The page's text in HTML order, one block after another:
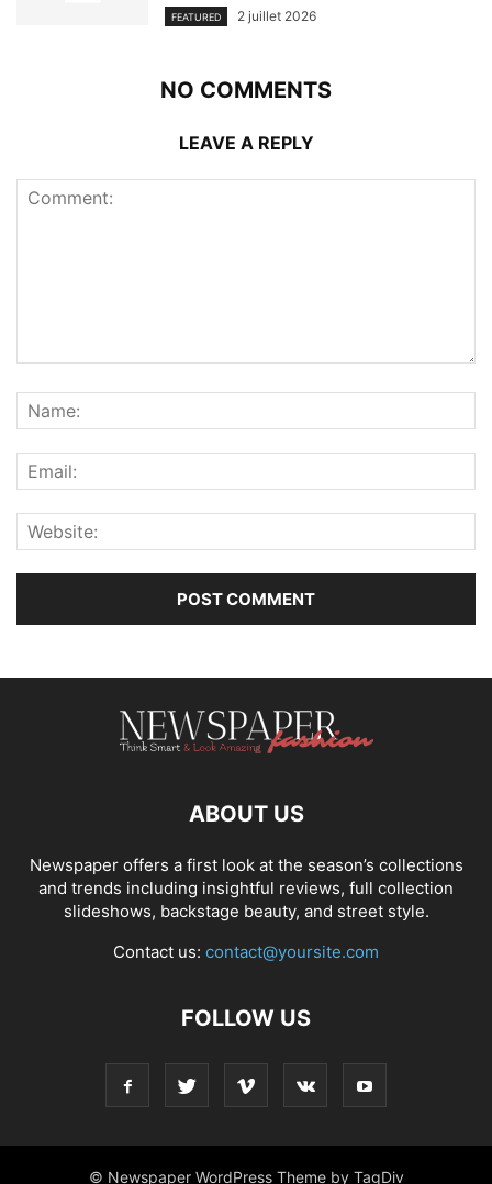
FEATURED 2 juillet 2026
NO COMMENTS
LEAVE A REPLY
ABOUT US
Newspaper offers a first look at the season’s collections
and trends including insightful reviews, full collection
slideshows, backstage beauty, and street style.
Contact us: contact@yoursite.com
FOLLOW US
© Newspaper WordPress Theme by TagDiv